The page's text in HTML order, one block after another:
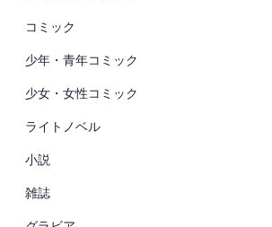
コミック
少年・青年コミック
少女・女性コミック
ライトノベル
小説
雑誌